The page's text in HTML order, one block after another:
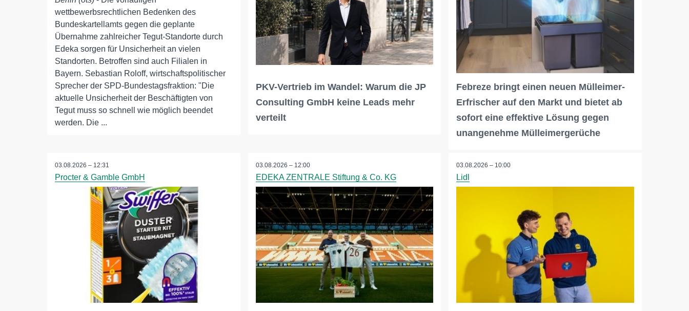
wettbewerbsrechtlichen Bedenken des
Bundeskartellamts gegen die geplante
Übernahme zahlreicher Tegut-Standorte durch
Edeka sorgen für Unsicherheit an vielen
Standorten. Betroffen sind auch Filialen in
Bayern. Sebastian Roloff, wirtschaftspolitischer
Sprecher der SPD-Bundestagsfraktion: "Die
aktuelle Unsicherheit der Beschäftigten von
Tegut muss so schnell wie möglich beendet
werden. Die ...
PKV-Vertrieb im Wandel: Warum die JP
Consulting GmbH keine Leads mehr
verteilt
Febreze bringt einen neuen Mülleimer-
Erfrischer auf den Markt und bietet ab
sofort eine effektive Lösung gegen
unangenehme Mülleimergerüche
03.08.2026 – 12:31
Procter & Gamble GmbH
03.08.2026 – 12:00
EDEKA ZENTRALE Stiftung & Co. KG
03.08.2026 – 10:00
Lidl